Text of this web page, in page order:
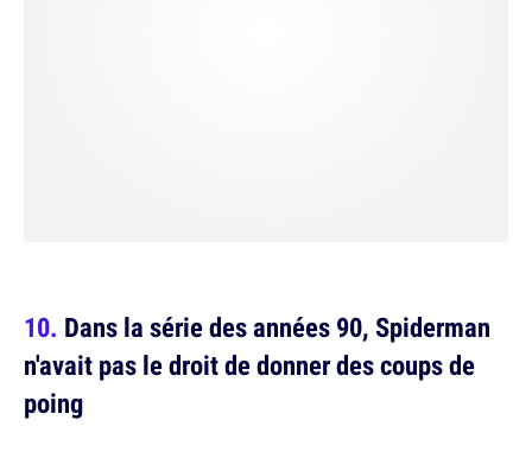
Dans la série des années 90, Spiderman
n'avait pas le droit de donner des coups de
poing